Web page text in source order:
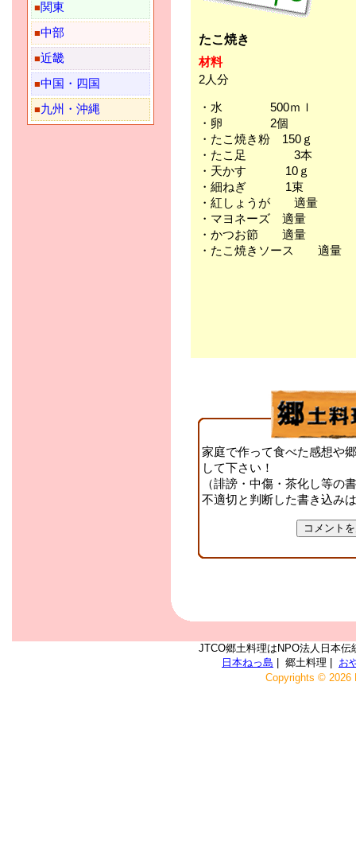
■関東
■中部
■近畿
■中国・四国
■九州・沖縄
たこ焼き
材料
2人分
・水 500ｍｌ
・卵 2個
・たこ焼き粉 150ｇ
・たこ足 3本
・天かす 10ｇ
・細ねぎ 1束
・紅しょうが 適量
・マヨネーズ 適量
・かつお節 適量
・たこ焼きソース 適量
家庭で作って食べた感想や
して下さい！
（誹謗・中傷・茶化し等の
不適切と判断した書き込み
JTCO郷土料理はNPO法人日本
日本ねっ島 | 郷土料理 | お
Copyrights © 2026